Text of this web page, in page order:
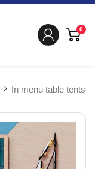
0
In menu table tents